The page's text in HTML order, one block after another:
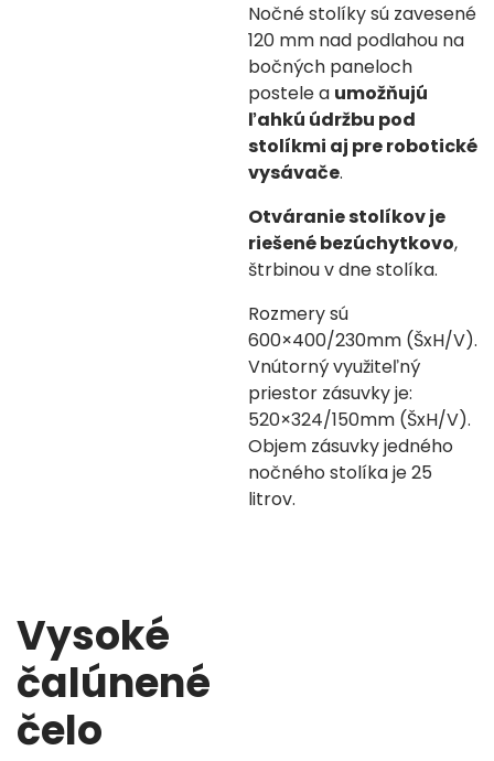
Nočné stolíkysú zavesené
120 mm nad podlahou na
bočných paneloch
postele a umožňujú
ľahkú údržbu pod
stolíkmi aj pre robotické
vysávače.
Otváranie stolíkov je
riešené bezúchytkovo,
štrbinou v dne stolíka.
Rozmery sú
600×400/230mm (ŠxH/V).
Vnútorný využiteľný
priestor zásuvky je:
520×324/150mm (ŠxH/V).
Objem zásuvky jedného
nočného stolíka je 25
litrov.
Vysoké
čalúnené
čelo